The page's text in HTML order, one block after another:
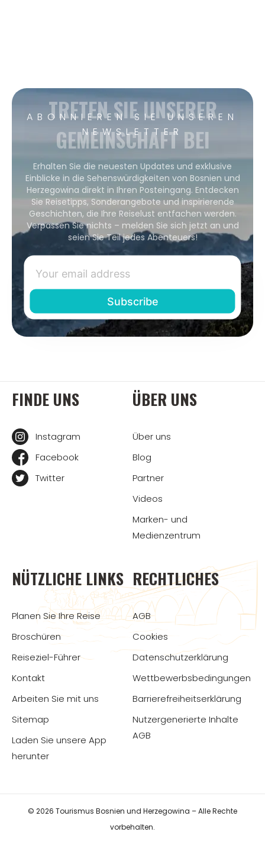
ABONNIEREN SIE UNSEREN
NEWSLETTER
TRETEN SIE UNSERER
GEMEINSCHAFT BEI
Erhalten Sie die neuesten Updates und exklusive
Einblicke in die Sehenswürdigkeiten von Bosnien und
Herzegowina direkt in Ihren Posteingang. Entdecken
Sie Reisetipps, Sonderangebote und inspirierende
Geschichten, die Ihre Reiselust entfachen werden.
Verpassen Sie nichts – melden Sie sich jetzt an und
seien Sie Teil jedes Abenteuers!
FINDE UNS
Instagram
Facebook
Twitter
ÜBER UNS
Über uns
Blog
Partner
Videos
Marken- und
Medienzentrum
NÜTZLICHE LINKS
Planen Sie Ihre Reise
Broschüren
Reiseziel-Führer
Kontakt
Arbeiten Sie mit uns
Sitemap
Laden Sie unsere App
herunter
RECHTLICHES
AGB
Cookies
Datenschutzerklärung
Wettbewerbsbedingungen
Barrierefreiheitserklärung
Nutzergenerierte Inhalte
AGB
© 2026 Tourismus Bosnien und Herzegowina – Alle Rechte
vorbehalten.